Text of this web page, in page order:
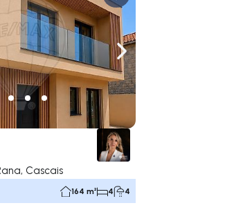
Nach rechts navigieren
Cascais
164 m² 4 4